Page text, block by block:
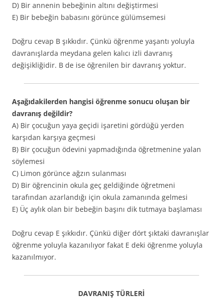
D) Bir annenin bebeğinin altını değiştirmesi
E) Bir bebeğin babasını görünce gülümsemesi
Doğru cevap B şıkkıdır. Çünkü öğrenme yaşantı yoluyla
davranışlarda meydana gelen kalıcı izli davranış
değişikliğidir. B de ise öğrenilen bir davranış yoktur.
Aşağıdakilerden hangisi öğrenme sonucu oluşan bir
davranış değildir?
A) Bir çocuğun yaya geçidi işaretini gördüğü yerden
karşıdan karşıya geçmesi
B) Bir çocuğun ödevini yapmadığında öğretmenine yalan
söylemesi
C) Limon görünce ağzın sulanması
D) Bir öğrencinin okula geç geldiğinde öğretmeni
tarafından azarlandığı için okula zamanında gelmesi
E) Üç aylık olan bir bebeğin başını dik tutmaya başlaması
Doğru cevap E şıkkıdır. Çünkü diğer dört şıktaki davranışlar
öğrenme yoluyla kazanılıyor fakat E deki öğrenme yoluyla
kazanılmıyor.
DAVRANIŞ TÜRLERİ